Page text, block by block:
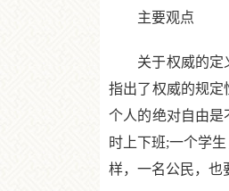
主要观点
关于权威的定义
指出了权威的规定
个人的绝对自由
时上下班;一个学
样，一名公民，也